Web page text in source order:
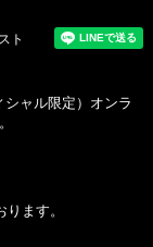
シャル限定）オンラ
ます。